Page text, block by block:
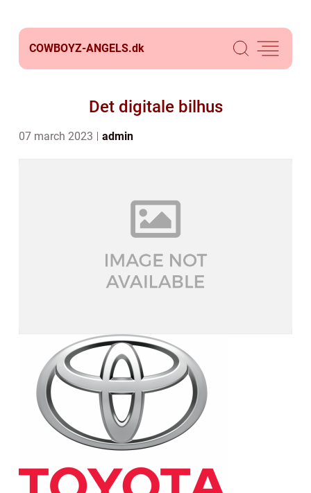
COWBOYZ-ANGELS.dk
Det digitale bilhus
07 march 2023 admin